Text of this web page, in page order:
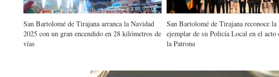
San Bartolomé de Tirajana arranca la Navidad
2025 con un gran encendido en 28 kilómetros de
vías
San Bartolomé de Tirajana reconoce la
ejemplar de su Policía Local en el acto
la Patrona